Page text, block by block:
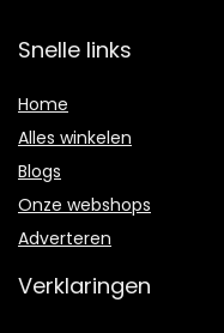
Snelle links
Home
Alles winkelen
Blogs
Onze webshops
Adverteren
Verklaringen